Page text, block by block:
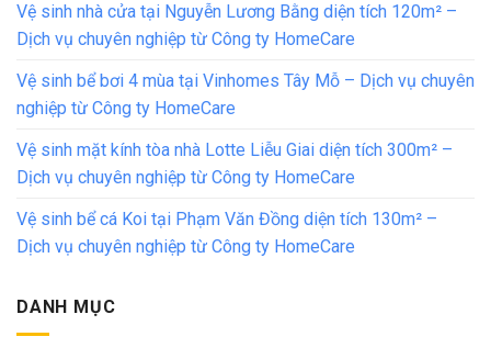
Vệ sinh nhà cửa tại Nguyễn Lương Bằng diện tích 120m² –
Dịch vụ chuyên nghiệp từ Công ty HomeCare
Vệ sinh bể bơi 4 mùa tại Vinhomes Tây Mỗ – Dịch vụ chuyên
nghiệp từ Công ty HomeCare
Vệ sinh mặt kính tòa nhà Lotte Liễu Giai diện tích 300m² –
Dịch vụ chuyên nghiệp từ Công ty HomeCare
Vệ sinh bể cá Koi tại Phạm Văn Đồng diện tích 130m² –
Dịch vụ chuyên nghiệp từ Công ty HomeCare
DANH MỤC